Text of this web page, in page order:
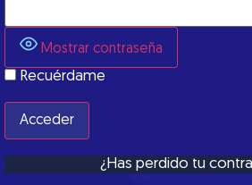
Mostrar contraseña
Recuérdame
¿Has perdido tu